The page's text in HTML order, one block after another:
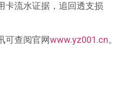
卡流水证据，追回透支损
可查阅官网www.yz001.cn。